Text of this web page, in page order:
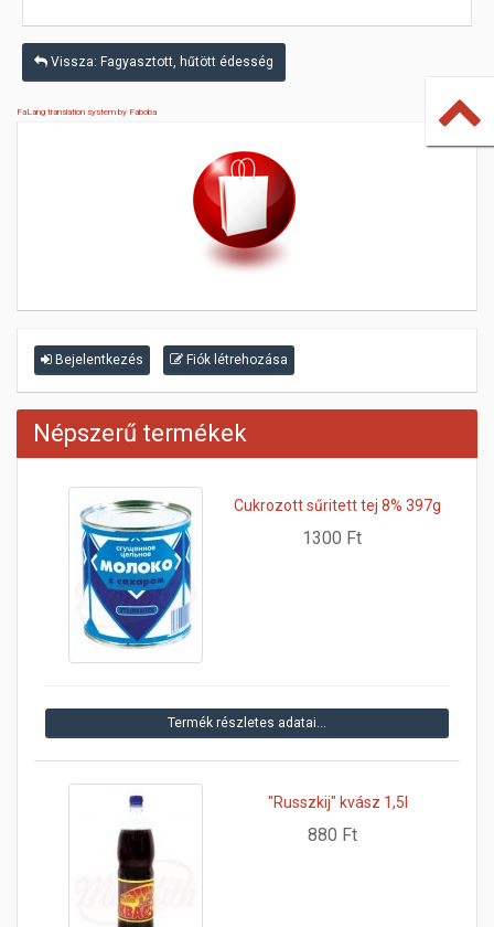
Vissza: Fagyasztott, hűtött édesség
FaLang translation system by Faboba
Bejelentkezés Fiók létrehozása
Népszerű termékek
Cukrozott sűritett tej 8% 397g
1300 Ft
Termék részletes adatai…
"Russzkij" kvász 1,5l
880 Ft